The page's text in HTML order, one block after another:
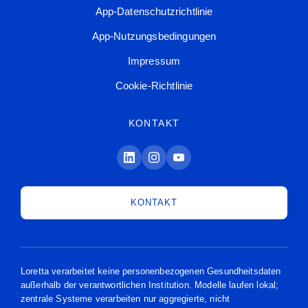
App-Datenschutzrichtlinie
App-Nutzungsbedingungen
Impressum
Cookie-Richtlinie
KONTAKT
KONTAKT
Loretta verarbeitet keine personenbezogenen Gesundheitsdaten
außerhalb der verantwortlichen Institution. Modelle laufen lokal;
zentrale Systeme verarbeiten nur aggregierte, nicht